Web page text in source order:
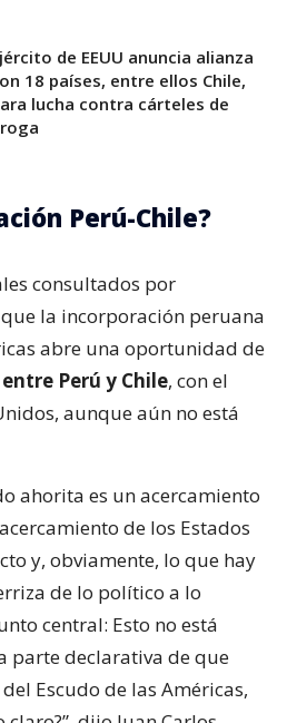
de EEUU anuncia alianza
18 países, entre ellos Chile,
lucha contra cárteles de
Perú-Chile?
consultados por
la incorporación peruana
abre una oportunidad de
Perú y Chile, con el
aunque aún no está
ahorita es un acercamiento
de los Estados
y, obviamente, lo que hay
de lo político a lo
central: Esto no está
parte declarativa de que
Escudo de las Américas,